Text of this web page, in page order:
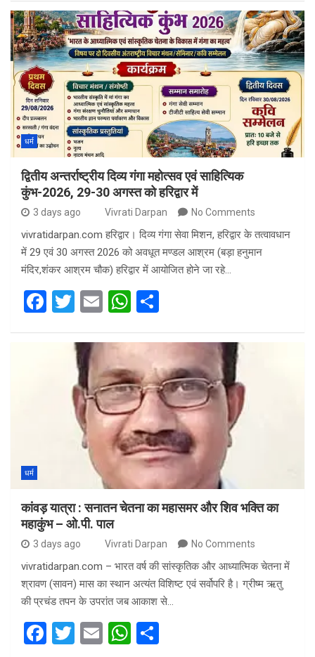
ce
b
o
o
k
tt
er
ail at
s
A
p
p
ar
e
धर्म
द्वितीय अन्तर्राष्ट्रीय दिव्य गंगा महोत्सव एवं साहित्यिक
कुंभ-2026, 29-30 अगस्त को हरिद्वार में
3 days ago Vivrati Darpan No Comments
vivratidarpan.com हरिद्वार। दिव्य गंगा सेवा मिशन, हरिद्वार के तत्वावधान
में 29 एवं 30 अगस्त 2026 को अवधूत मण्डल आश्रम (बड़ा हनुमान
मंदिर,शंकर आश्रम चौक) हरिद्वार में आयोजित होने जा रहे…
F
T
tt
er
E
ail
W
at
s
A
p
p
ar
e
धर्म
कांवड़ यात्रा : सनातन चेतना का महासमर और शिव भक्ति का
महाकुंभ – ओ.पी. पाल
3 days ago Vivrati Darpan No Comments
vivratidarpan.com – भारत वर्ष की सांस्कृतिक और आध्यात्मिक चेतना में
श्रावण (सावन) मास का स्थान अत्यंत विशिष्ट एवं सर्वोपरि है। ग्रीष्म ऋतु
की प्रचंड तपन के उपरांत जब आकाश से…
F
T
E
W